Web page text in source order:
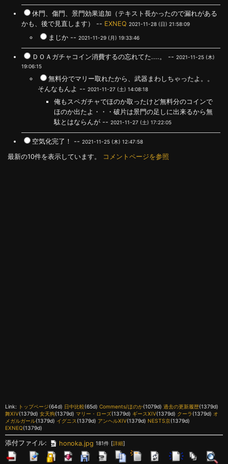
休門、傷門、景門効果追加（テキスト長かったので漏れがある
かも、後で見直します） -- EXNEQ 2021-11-28 (日) 21:58:09
まじか -- 2021-11-29 (月) 19:33:46
ＤＯＡガチャコイン消費するの忘れてた....。 -- 2021-11-25 (木)
19:06:15
無料分でマリー取れたから、武器まわしちゃったよ。。
そんなもんよ -- 2021-11-27 (土) 14:08:18
俺もスペガチャでほのか取ったけど無料分のコインで
ほのか出たよ・・・破片は景門の足しに出来るから無
駄とはならんが -- 2021-11-27 (土) 17:22:05
空気化完了！ -- 2021-11-25 (木) 12:47:58
最新の10件を表示しています。 コメントページを参照
Link: トップページ(64d) 日中比較(65d) Comments/ほのか(1079d) 過去の更新履歴(1379d)
舞XIV(1379d) 女天狗(1379d) マリー・ローズ(1379d) ギースXIV(1379d) クーラ (1379d) オ
メガルガール(1379d) イグニス (1379d) アンヘルXIV(1379d) NESTS京(1379d)
EXNEQ(1379d)
添付ファイル: honoka.jpg 181件 [詳細]